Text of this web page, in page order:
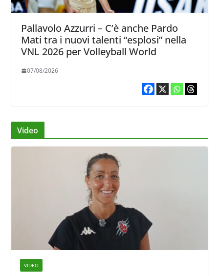
Pallavolo Azzurri – C’è anche Pardo
Mati tra i nuovi talenti “esplosi” nella
VNL 2026 per Volleyball World
07/08/2026
Video
VIDEO